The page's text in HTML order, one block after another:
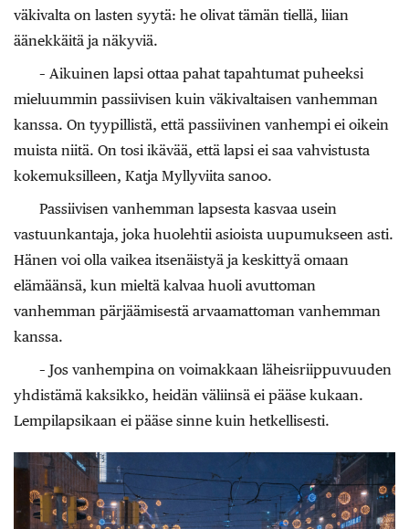
väkivalta on lasten syytä: he olivat tämän tiellä, liian
äänekkäitä ja näkyviä.
– Aikuinen lapsi ottaa pahat tapahtumat puheeksi
mieluummin passiivisen kuin väkivaltaisen vanhemman
kanssa. On tyypillistä, että passiivinen vanhempi ei oikein
muista niitä. On tosi ikävää, että lapsi ei saa vahvistusta
kokemuksilleen, Katja Myllyviita sanoo.
Passiivisen vanhemman lapsesta kasvaa usein
vastuunkantaja, joka huolehtii asioista uupumukseen asti.
Hänen voi olla vaikea itsenäistyä ja keskittyä omaan
elämäänsä, kun mieltä kalvaa huoli avuttoman
vanhemman pärjäämisestä arvaamattoman vanhemman
kanssa.
– Jos vanhempina on voimakkaan läheisriippuvuuden
yhdistämä kaksikko, heidän väliinsä ei pääse kukaan.
Lempilapsikaan ei pääse sinne kuin hetkellisesti.